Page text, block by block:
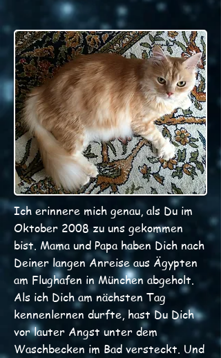
Ich erinnere mich genau, als Du im
Oktober 2008 zu uns gekommen
bist. Mama und Papa haben Dich nach
Deiner langen Anreise aus Ägypten
am Flughafen in München abgeholt.
Als ich Dich am nächsten Tag
kennenlernen durfte, hast Du Dich
vor lauter Angst unter dem
Waschbecken im Bad versteckt. Und